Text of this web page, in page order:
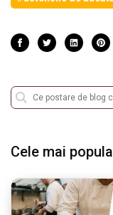
Cele mai